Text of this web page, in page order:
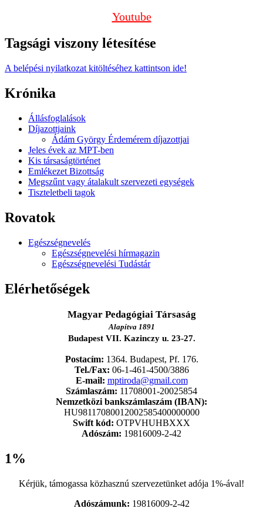
Youtube
Tagsági viszony létesítése
A belépési nyilatkozat kitöltéséhez kattintson ide!
Krónika
Állásfoglalások
Díjazottjaink
Ádám György Érdemérem díjazottjai
Jeles évek az MPT-ben
Kis társaságtörténet
Emlékezet Bizottság
Megszűnt vagy átalakult szervezeti egységek
Tiszteletbeli tagok
Rovatok
Egészségnevelés
Egészségnevelési hírmagazin
Egészségnevelési Tudástár
Elérhetőségek
Magyar Pedagógiai Társaság
Alapítva 1891
Budapest VII. Kazinczy u. 23-27.
Postacím: 1364. Budapest, Pf. 176.
Tel./Fax: 06-1-461-4500/3886
E-mail: mptiroda@gmail.com
Számlaszám: 11708001-20025854
Nemzetközi bankszámlaszám (IBAN):
HU98117080012002585400000000
Swift kód: OTPVHUHBXXX
Adószám: 19816009-2-42
1%
Kérjük, támogassa közhasznú szervezetünket adója 1%-ával!
Adószámunk: 19816009-2-42